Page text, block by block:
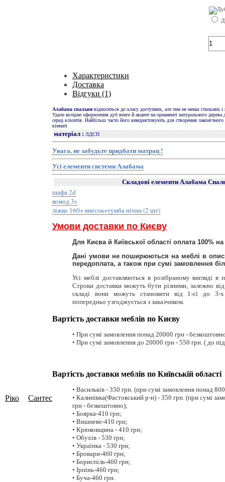
Ріко
Сантес
Характеристики
Доставка
Відгуки (1)
Алабама спальня відноситься до класу доступних, але тим не менш стильних
Удале колірне оформлення дуб венге й акцент на орнаменті натурального
серед клієнтів. Найбільш часто його використовують для створення
кімнаті
матеріал : ЛДСП
Увага, не забудьте придбати матрац !
Усі елементи системи Алабама
Складові елементи Алабама
шафа 2d
комод 3s
ліжко 160+ внесок+тумба нічна (2 шт)
Умови доставки по Києву
Для Києва й Київської області оплата 100%
Дані умови не поширюються на меблі в
передоплата, а також при сумі замовлення
Усі меблі доставляються в розібраному вигляді в
Строки доставки можуть бути різними, залежно
складі вони можуть становити від 1-єї до 3-
попередньо узгоджується з заказчиком.
Вартість доставки меблів по Києву
• При сумі замовлення понад 20000 грн -
• При сумі замовлення до 20000 грн - 550 грн. ( до
Вартість доставки меблів по Київській області
• Васильків - 350 грн. (при сумі замовлення понад
• Калинівка(Фастовський р-н) - 350 грн. (при сумі
грн - безкоштовно);
• Боярка-410 грн;
• Вишневе-410 грн;
• Крюковщина - 410 грн;
• Обухів - 530 грн;
• Українка - 530 грн;
• Бровари-460 грн;
• Бориспіль-460 грн;
• Ірпінь-460 грн;
• Буча-460 грн.